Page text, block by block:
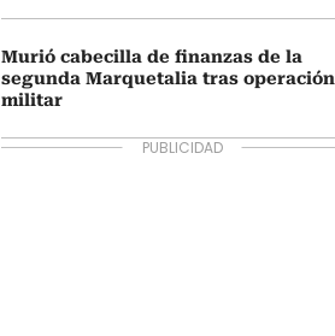
Murió cabecilla de finanzas de la
segunda Marquetalia tras operación
militar